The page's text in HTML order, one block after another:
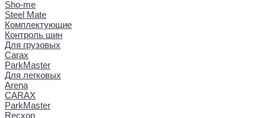
Sho-me
Steel Mate
Комплектующие
Контроль шин
Для грузовых
Carax
ParkMaster
Для легковых
Arena
CARAX
ParkMaster
Recxon